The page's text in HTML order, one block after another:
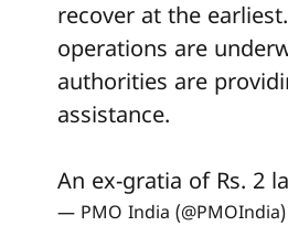
recover at the
operations are
authorities are
assistance.
An ex-gratia of Rs. 2
— PMO India (@PMOIndia)